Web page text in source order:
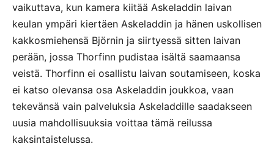
vaikuttava, kun kamera kiitää Askeladdin laivan
keulan ympäri kiertäen Askeladdin ja hänen uskollisen
kakkosmiehensä Björnin ja siirtyessä sitten laivan
perään, jossa Thorfinn pudistaa isältä saamaansa
veistä. Thorfinn ei osallistu laivan soutamiseen, koska
ei katso olevansa osa Askeladdin joukkoa, vaan
tekevänsä vain palveluksia Askeladdille saadakseen
uusia mahdollisuuksia voittaa tämä reilussa
kaksintaistelussa.